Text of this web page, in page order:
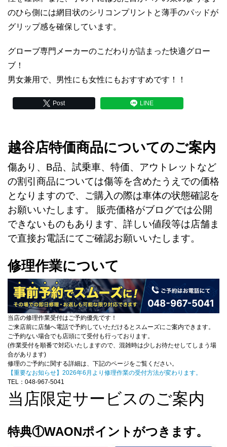
のひら側には網目状のシリコンプリントと薄手のパッドが
グリップ感を確保しています。
グローブ専門メーカーのこだわりが詰まった快適グロー
ブ！
男女兼用で、男性にも女性にもおすすめです！！
Post LINE
越谷店特価商品についてのご案内
傷あり、B品、試乗車、特価、アウトレットなど
の割引商品については傷等を含めたうえでの価格
となりますので、ご購入の際は車体の状態確認を
お願いいたします。 販売価格がブログでは公開
できないものもあります、詳しい値段等は店舗ま
で直接お電話にてご確認お願いいたします。
修理作業について
当店の修理作業受付はご予約優先です！
ご来店前に店舗へ電話で予約していただけるとスムーズにご案内できます。
ご予約ない場合でも店頭にて受付も行っております。
(作業受付を順番で対応いたしますので、混雑時は少しお待たせしてしまう場
合があります)
修理のご予約に関する詳細は、下記のページをご覧ください。
【重要なお知らせ】2026年6月より修理作業の受付方法が変わります。
TEL：048-967-5041
当店限定サービスのご案内
特典①WAONポイントがつきます。